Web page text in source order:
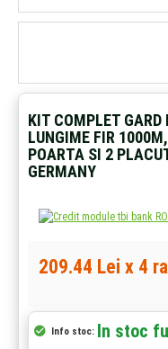
KIT COMPLET
LUNGIME FIR
POARTA SI 2
GERMANY
Info stoc: In stoc
209.44 Lei x 4